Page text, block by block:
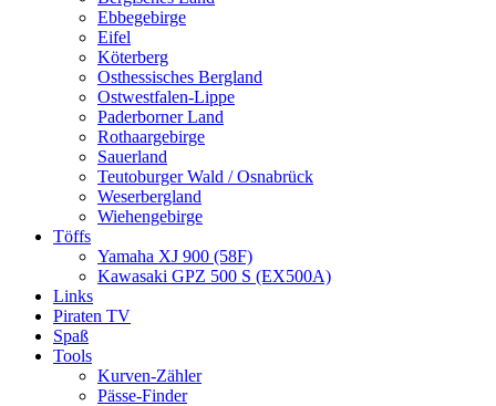
Ebbegebirge
Eifel
Köterberg
Osthessisches Bergland
Ostwestfalen-Lippe
Paderborner Land
Rothaargebirge
Sauerland
Teutoburger Wald / Osnabrück
Weserbergland
Wiehengebirge
Töffs
Yamaha XJ 900 (58F)
Kawasaki GPZ 500 S (EX500A)
Links
Piraten TV
Spaß
Tools
Kurven-Zähler
Pässe-Finder